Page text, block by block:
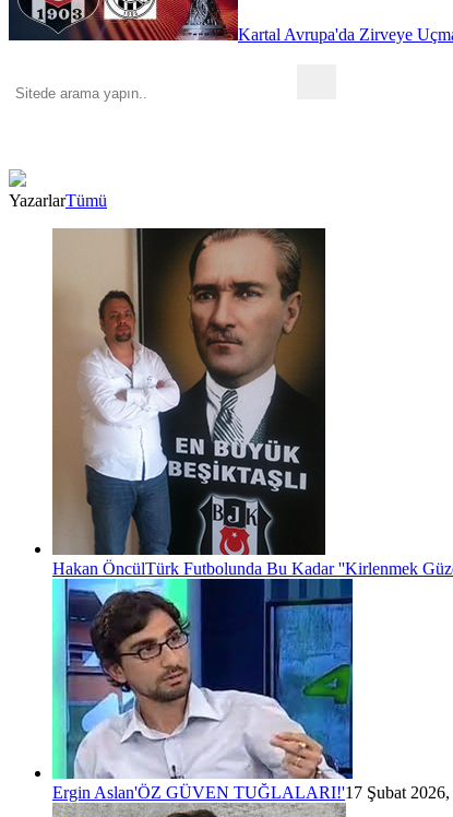
Kartal Avrupa'da Zirveye
YazarlarTümü
Hakan ÖncülTürk Futbolunda Bu Kadar ''Kirlenmek
Ergin Aslan'ÖZ GÜVEN TUĞLALARI!'17 Şubat 2026,